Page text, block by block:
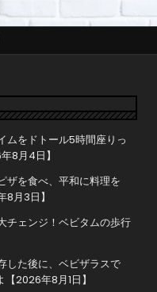
ムをドトール5時間座りっ
8月4日】
ザを食べ、平和に料理を
月3日】
チェンジ！ベビタムの歩行
した後に、ベビザラスで
2026年8月1日】